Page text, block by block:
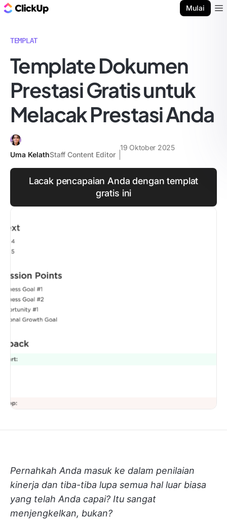
Mulai
TEMPLAT
Template Dokumen
Prestasi Gratis untuk
Melacak Prestasi Anda
Uma KelathStaff Content Editor
19 Oktober 2025
Lacak pencapaian Anda dengan templat
gratis ini
Pernahkah Anda masuk ke dalam penilaian
kinerja dan tiba-tiba lupa semua hal luar biasa
yang telah Anda capai? Itu sangat
menjengkelkan, bukan?